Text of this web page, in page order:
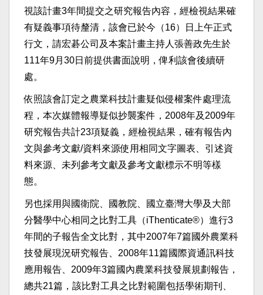
視該計畫3年間提交之研究報告內容，經檢視結果確
有疑義事項待釐清，該會已於今（16）日上午正式
行文，請宏碁公司及本案計畫主持人張善政先生於
111年9月30日前提供書面說明，俾利該會後續研
處。
依照該會訂定之農業科技計畫疑似侵權案件處理流
程，本次媒體報導疑似抄襲案件，2008年及2009年
研究報告共計23項疑義，經檢視結果，確有報告內
文與參考文獻/資料來源使用相同文字圖表、引述資
料來源、未列參考文獻及參考文獻標示不明等樣
態。
另也採用與國衛院、國教院、國立臺灣大學及大部
分醫學中心相同之比對工具（iThenticate®）進行3
年間的子報告全文比對，其中2007年7篇國外農業科
技發展現況研究報告、2008年11篇國際資通訊科技
應用報告、2009年3篇國內農業科技發展規劃報告，
總共21篇，該比對工具之比對範圍包括學術期刊、